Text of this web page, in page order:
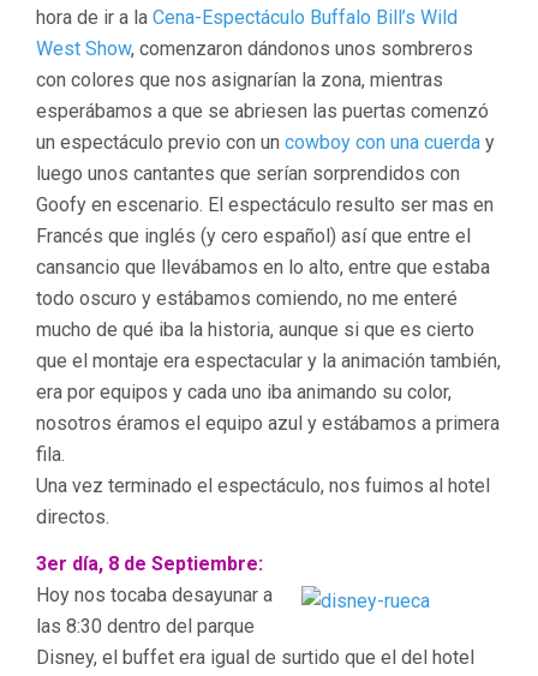
hora de ir a la Cena-Espectáculo Buffalo Bill’s Wild
West Show, comenzaron dándonos unos sombreros
con colores que nos asignarían la zona, mientras
esperábamos a que se abriesen las puertas comenzó
un espectáculo previo con un cowboy con una cuerda y
luego unos cantantes que serían sorprendidos con
Goofy en escenario. El espectáculo resulto ser mas en
Francés que inglés (y cero español) así que entre el
cansancio que llevábamos en lo alto, entre que estaba
todo oscuro y estábamos comiendo, no me enteré
mucho de qué iba la historia, aunque si que es cierto
que el montaje era espectacular y la animación también,
era por equipos y cada uno iba animando su color,
nosotros éramos el equipo azul y estábamos a primera
fila.
Una vez terminado el espectáculo, nos fuimos al hotel
directos.
3er día, 8 de Septiembre:
Hoy nos tocaba desayunar a
las 8:30 dentro del parque
Disney, el buffet era igual de surtido que el del hotel